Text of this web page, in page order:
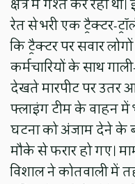
रेत से भरी एक ट्रैक्टर-
कि ट्रैक्टर पर सवार
कर्मचारियों के साथ
देखते मारपीट पर उतर
फ्लाइंग टीम के वाहन में
घटना को अंजाम देने के
मौके से फरार हो गए।
विशाल ने कोतवाली में